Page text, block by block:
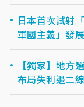
日本首次試射
軍國主義」發展
【獨家】地方
布局失利退二